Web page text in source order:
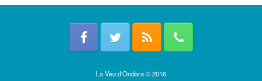
La Veu d'Ondara © 2016